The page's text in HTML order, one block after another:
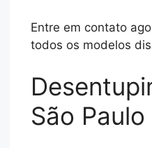
Entre em contato
todos os modelos
São Paulo